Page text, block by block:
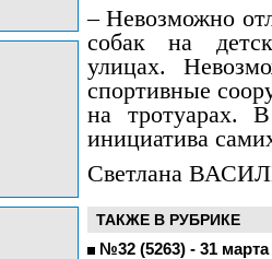
– Невозможно
собак на
улицах.
спортивные
на тротуарах.
инициатива
Светлана
ТАКЖЕ В РУБРИКЕ
№32 (5263) - 31 марта